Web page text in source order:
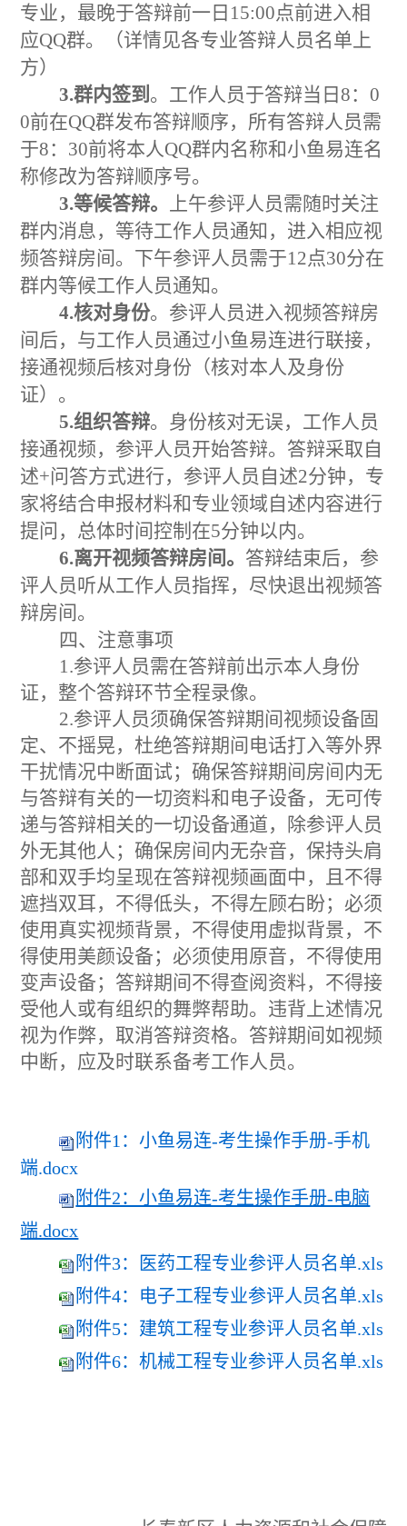
专业，最晚于答辩前一日15:00点前进入相
应QQ群。（详情见各专业答辩人员名单上
方）
3.群内签到 。工作人员于答辩当日8：0
0前在QQ群发布答辩顺序，所有答辩人员需
于8：30前将本人QQ群内名称和小鱼易连名
称修改为答辩顺序号。
3.等候答辩。
上午参评人员需随时关注
群内消息，等待工作人员通知，进入相应视
频答辩房间。下午参评人员需于12点30分在
群内等候工作人员通知。
4.核对身份。参评人员进入视频答辩房
间后，与工作人员通过小鱼易连进行联接，
接通视频后核对身份（核对本人及身份
证）。
5.组织答辩。身份核对无误，工作人员
接通视频， 参评人员开始答辩。答辩采取自
述+问答方式进行，参评人员自述2分钟，专
家将结合申报材料和专业领域自述内容进行
提问，总体时间控制在5分钟以内。
6.离开视频答辩房间。 答辩结束后，参
评人员听从工作人员指挥，尽快退出视频答
辩房间。
四、注意事项
1.参评人员需在答辩前出示本人身份
证，整个答辩环节全程录像。
2.参评人员须确保答辩期间视频设备固
定、不摇晃，杜绝答辩期间电话打入等外界
干扰情况中断面试；确保答辩期间房间内无
与答辩有关的一切资料和电子设备，无可传
递与答辩相关的一切设备通道，除参评人员
外无其他人；确保房间内无杂音，保持头肩
部和双手均呈现在答辩视频画面中，且不得
遮挡双耳，不得低头，不得左顾右盼；必须
使用真实视频背景，不得使用虚拟背景，不
得使用美颜设备；必须使用原音，不得使用
变声设备；答辩期间不得查阅资料，不得接
受他人或有组织的舞弊帮助。违背上述情况
视为作弊，取消答辩资格。答辩期间如视频
中断，应及时联系备考工作人员。
附件1：小鱼易连-考生操作手册-手机
端.docx
附件2：小鱼易连-考生操作手册-电脑
端.docx
附件3：医药工程专业参评人员名单.xls
附件4：电子工程专业参评人员名单.xls
附件5：建筑工程专业参评人员名单.xls
附件6：机械工程专业参评人员名单.xls